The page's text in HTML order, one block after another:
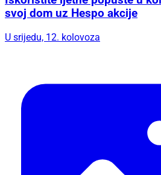
svoj dom uz Hespo akcije
U srijedu, 12. kolovoza